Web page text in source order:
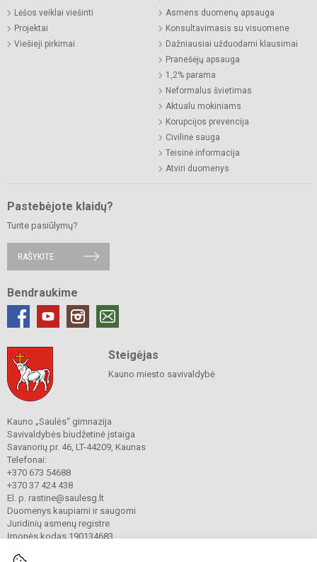
Lėšos veiklai viešinti
Projektai
Viešieji pirkimai
Asmens duomenų apsauga
Konsultavimasis su visuomene
Dažniausiai užduodami klausimai
Pranešėjų apsauga
1,2% parama
Neformalus švietimas
Aktualu mokiniams
Korupcijos prevencija
Civilinė sauga
Teisinė informacija
Atviri duomenys
Pastebėjote klaidų?
Turite pasiūlymų?
RAŠYKITE
Bendraukime
Steigėjas
Kauno miesto savivaldybė
Kauno „Saulės“ gimnazija
Savivaldybės biudžetinė įstaiga
Savanorių pr. 46, LT-44209, Kaunas
Telefonai:
+370 673 54688
+370 37 424 438
El. p. rastine@saulesg.lt
Duomenys kaupiami ir saugomi
Juridinių asmenų registre
Įmonės kodas 190134683